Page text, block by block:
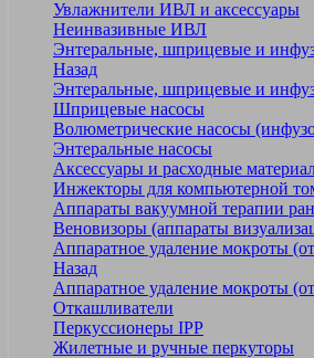
Увлажнители ИВЛ и аксессуары
Неинвазивные ИВЛ
Энтеральные, шприцевые и
Назад
Энтеральные, шприцевые и
Шприцевые насосы
Волюметрические насосы
Энтеральные насосы
Аксессуары и расходные
Инжекторы для компьютерной
Аппараты вакуумной терапии ран
Веновизоры (аппараты
Аппаратное удаление мокроты
Назад
Аппаратное удаление мокроты
Откашливатели
Перкуссионеры IPP
Жилетные и ручные перкуторы